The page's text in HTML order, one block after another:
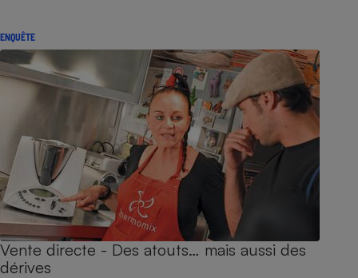
ENQUÊTE
Vente directe - Des atouts… mais aussi des
dérives